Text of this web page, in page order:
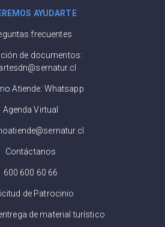
AYUDARTE
frecuentes
de documentos:
Atiende: Whatsapp
Agenda Virtual
Contáctanos
600 600 60 66
de Patrocinio
de material turístico